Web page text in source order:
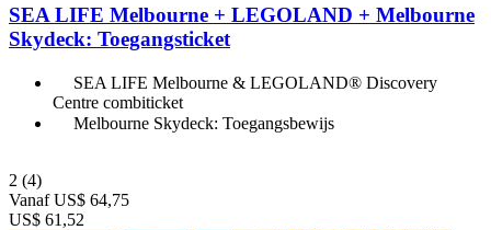
SEA LIFE Melbourne + LEGOLAND + Melbourne
Skydeck: Toegangsticket
SEA LIFE Melbourne & LEGOLAND® Discovery
Centre combiticket
Melbourne Skydeck: Toegangsbewijs
2 (4)
Vanaf US$ 64,75
US$ 61,52